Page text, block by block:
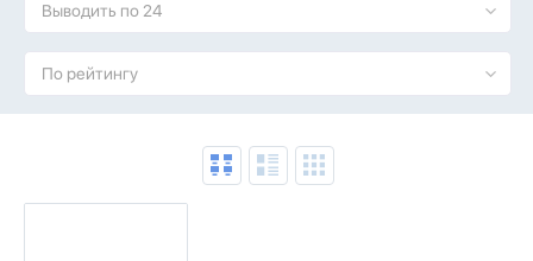
Выводить по 24
По рейтингу